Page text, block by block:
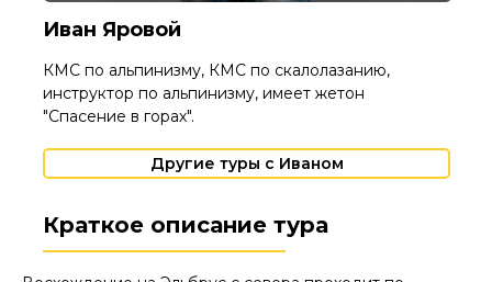
Иван Яровой
КМС по альпинизму, КМС по скалолазанию,
инструктор по альпинизму, имеет жетон
"Спасение в горах".
Другие туры с Иваном
Краткое описание тура